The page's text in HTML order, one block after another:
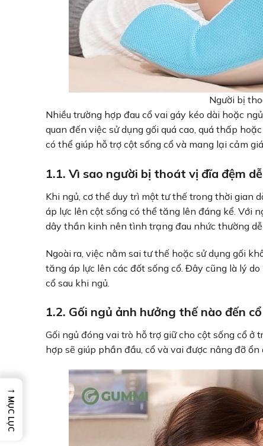
Người bị
Nhiều trường hợp đau cổ vai gáy kéo dài hoặc
quan đến việc sử dụng gối quá cao, quá thấp
có thể giúp hỗ trợ cột sống cổ và mang lại cảm
1.1. Vì sao người bị thoát vị đĩa đệm
Khi ngủ, cơ thể duy trì một tư thế trong thời gian
áp lực lên cột sống có thể tăng lên đáng kể. Với
dây thần kinh nên tình trạng đau nhức thường
Ngoài ra, việc nằm sai tư thế hoặc sử dụng gối
tăng áp lực lên các đốt sống cổ. Đây cũng là lý
cổ sau khi ngủ.
1.2. Gối ngủ ảnh hưởng thế nào đến
Gối ngủ đóng vai trò hỗ trợ giữ cho cột sống cổ
hợp sẽ giúp phần đầu, cổ và vai được nâng đỡ
→
MỤC LỤC